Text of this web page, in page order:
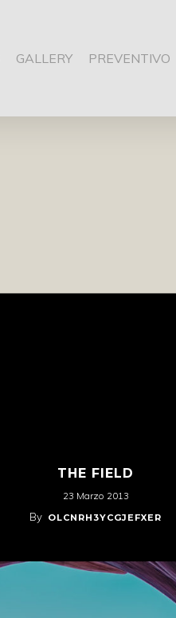
GALLERY PREVENTIVO
THE FIELD
23 Marzo 2013
By OLCNRH3YCGJEFXER